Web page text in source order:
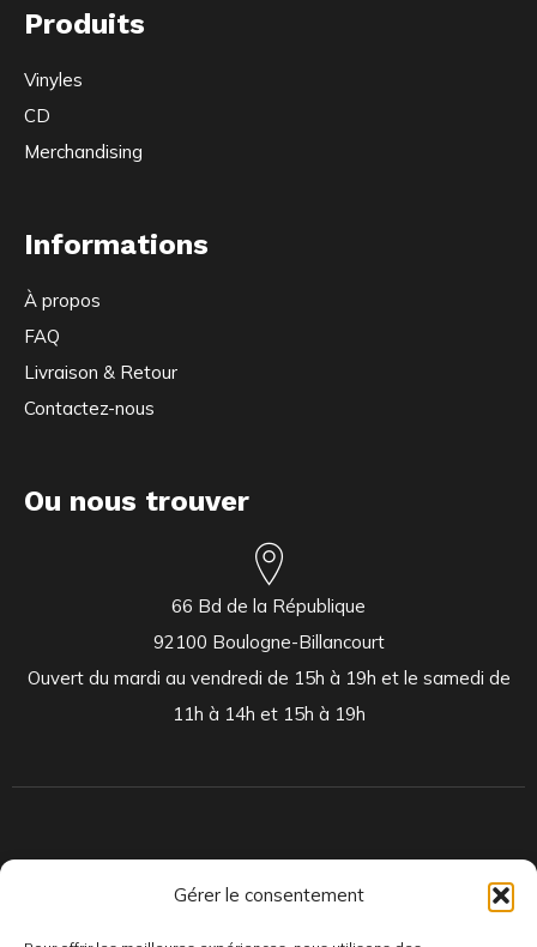
Gérer le consentement
Produits
Vinyles
CD
Merchandising
Informations
À propos
FAQ
Livraison & Retour
Contactez-nous
Ou nous trouver
66 Bd de la République
92100 Boulogne-Billancourt
Ouvert du mardi au vendredi de 15h à 19h et le samedi de
11h à 14h et 15h à 19h
toujours des pépites musicales, dont des vinyles rares et exclusifs.